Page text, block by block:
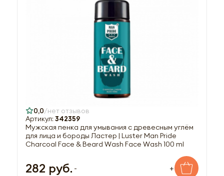
0,0 нет отзывов
Артикул: 342359
Мужская пенка для умывания с древесным углём
для лица и бороды Ластер | Luster Man Pride
Charcoal Face & Beard Wash Face Wash 100 ml
282 руб. - +